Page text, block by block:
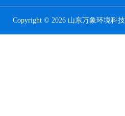
Copyright © 2026 山东万象环境科